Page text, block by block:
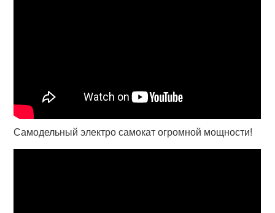
Самодельный электро самокат огромной мощности!